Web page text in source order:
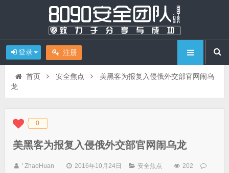
登录 注册
首页 安全焦点
美黑客为报复入侵俄外交部官网闹乌
龙
◆◆ 0
美黑客为报复入侵俄外交部官网闹乌龙
' ZhaoHuan 2016年10月24日 安全焦点
202